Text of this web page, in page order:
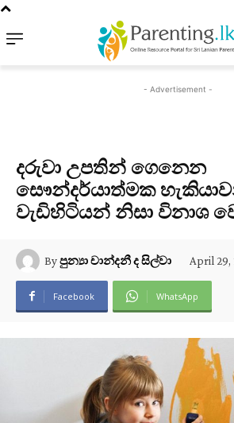
- Advertisement -
දරුවා උපතින් ගෙනෙන
සෞන්දර්යාත්මක
වැඩිහිටියන් නිසා විනාශ
Byපුන්‍යා චාන්දනී ද සිල්වා April 29,
Facebook WhatsApp